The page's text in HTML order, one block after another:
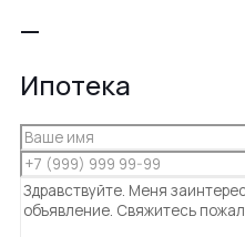
—
Ипотека